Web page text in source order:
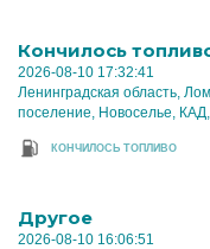
Кончилось
2026-08-10 17:32:41
Ленинградская область,
поселение, Новоселье,
КОНЧИЛОСЬ ТОПЛИВО
Другое
2026-08-10 16:06:51